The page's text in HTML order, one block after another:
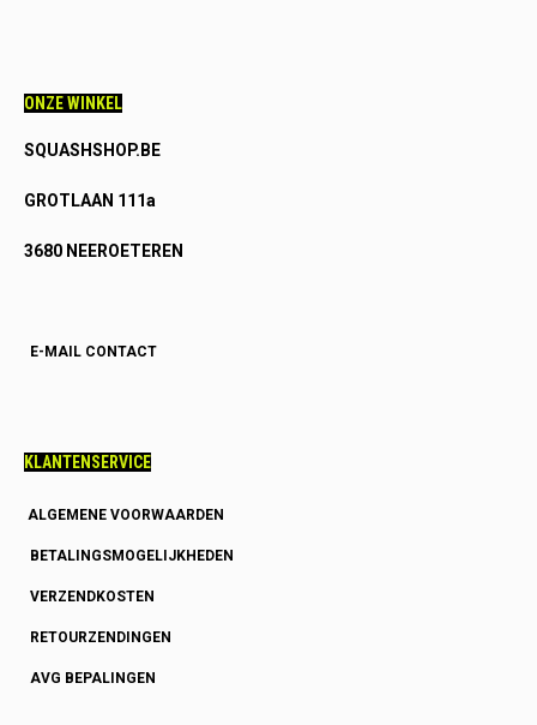
ONZE WINKEL
SQUASHSHOP.BE
GROTLAAN 111a
3680 NEEROETEREN
E-MAIL CONTACT
KLANTENSERVICE
ALGEMENE VOORWAARDEN
BETALINGSMOGELIJKHEDEN
VERZENDKOSTEN
RETOURZENDINGEN
AVG BEPALINGEN